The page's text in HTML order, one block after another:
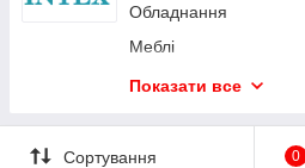
Обладнання
Меблі
Аксесуари
Показати все
Сортування 0